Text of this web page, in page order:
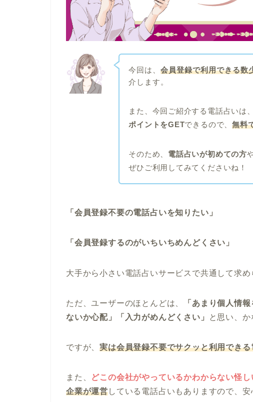
今回は、会員登録で利用できる数
介します。
また、今回ご紹介する電話占いは、
ポイントをGETできるので、無料
そのため、 電話占いが初めての方
ぜひご利用してみてくださいね！
「会員登録不要の電話占いを知りたい」
「会員登録するのがいちいちめんどくさい」
大手から小さい電話占いサービスで共通して求め
ただ、ユーザーのほとんどは、
「あまり個人情
ないか心配」「入力がめんどくさい」
と思い、か
ですが、実は会員登録不要でサクッと利用できる
また、 どこの会社がやっているかわからない怪し
企業が運営している電話占いもありますので、